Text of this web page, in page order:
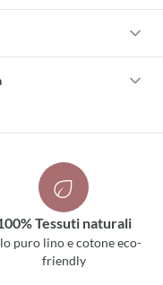
Tessuti naturali
puro lino e cotone eco-
friendly